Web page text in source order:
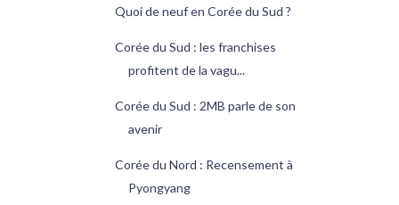
Quoi de neuf en Corée du Sud ?
Corée du Sud : les franchises
profitent de la vagu...
Corée du Sud : 2MB parle de son
avenir
Corée du Nord : Recensement à
Pyongyang